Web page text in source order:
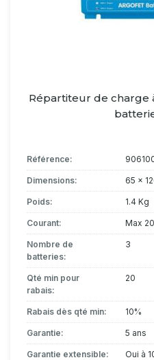
Répartiteur de charge
Référence:
Dimensions: 65 x
Poids: 1.4 Kg
Courant: Max
Nombre de
batteries:
3
Qté min pour
rabais:
20
Rabais dès qté min: 10%
Garantie: 5 ans
Garantie extensible: Oui à